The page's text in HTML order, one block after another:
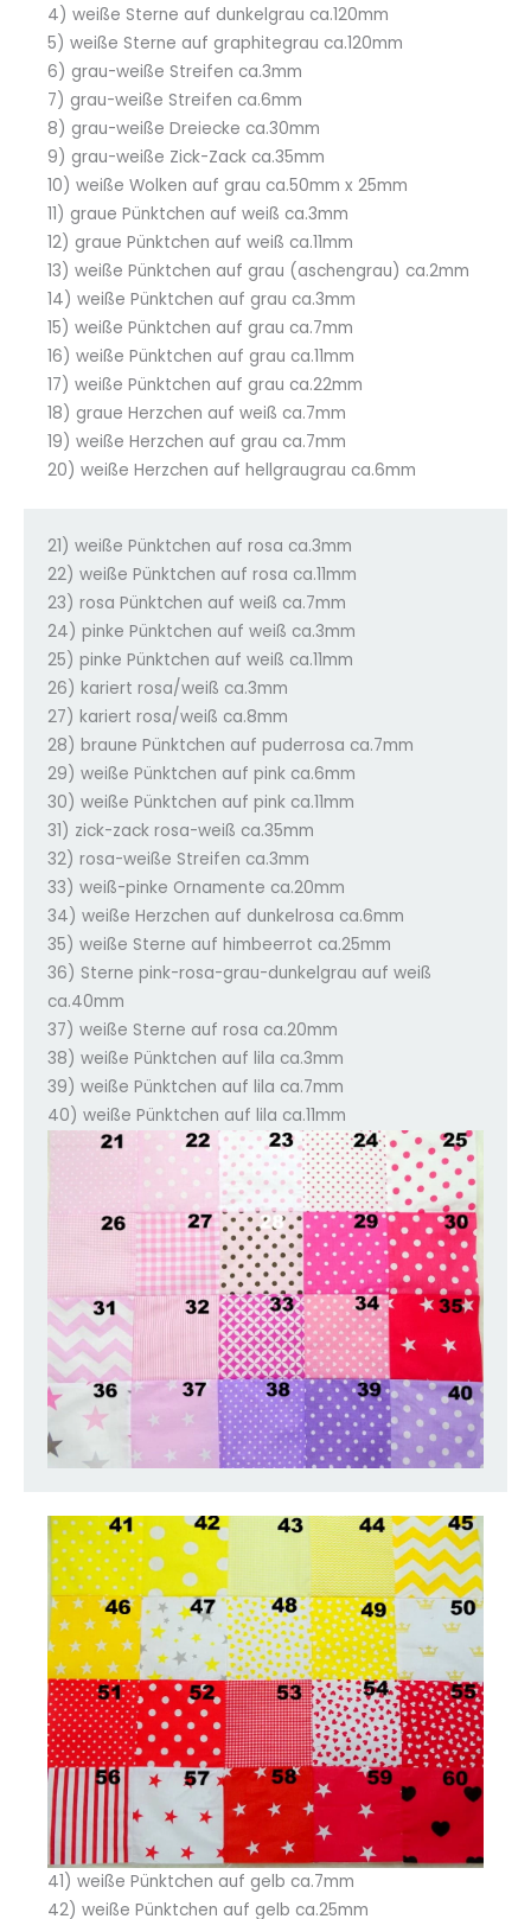
4) weiße Sterne auf dunkelgrau ca.120mm
5) weiße Sterne auf graphitegrau ca.120mm
6) grau-weiße Streifen ca.3mm
7) grau-weiße Streifen ca.6mm
8) grau-weiße Dreiecke ca.30mm
9) grau-weiße Zick-Zack ca.35mm
10) weiße Wolken auf grau ca.50mm x 25mm
11) graue Pünktchen auf weiß ca.3mm
12) graue Pünktchen auf weiß ca.11mm
13) weiße Pünktchen auf grau (aschengrau) ca.2mm
14) weiße Pünktchen auf grau ca.3mm
15) weiße Pünktchen auf grau ca.7mm
16) weiße Pünktchen auf grau ca.11mm
17) weiße Pünktchen auf grau ca.22mm
18) graue Herzchen auf weiß ca.7mm
19) weiße Herzchen auf grau ca.7mm
20) weiße Herzchen auf hellgraugrau ca.6mm
21) weiße Pünktchen auf rosa ca.3mm
22) weiße Pünktchen auf rosa ca.11mm
23) rosa Pünktchen auf weiß ca.7mm
24) pinke Pünktchen auf weiß ca.3mm
25) pinke Pünktchen auf weiß ca.11mm
26) kariert rosa/weiß ca.3mm
27) kariert rosa/weiß ca.8mm
28) braune Pünktchen auf puderrosa ca.7mm
29) weiße Pünktchen auf pink ca.6mm
30) weiße Pünktchen auf pink ca.11mm
31) zick-zack rosa-weiß ca.35mm
32) rosa-weiße Streifen ca.3mm
33) weiß-pinke Ornamente ca.20mm
34) weiße Herzchen auf dunkelrosa ca.6mm
35) weiße Sterne auf himbeerrot ca.25mm
36) Sterne pink-rosa-grau-dunkelgrau auf weiß
ca.40mm
37) weiße Sterne auf rosa ca.20mm
38) weiße Pünktchen auf lila ca.3mm
39) weiße Pünktchen auf lila ca.7mm
40) weiße Pünktchen auf lila ca.11mm
41) weiße Pünktchen auf gelb ca.7mm
42) weiße Pünktchen auf gelb ca.25mm